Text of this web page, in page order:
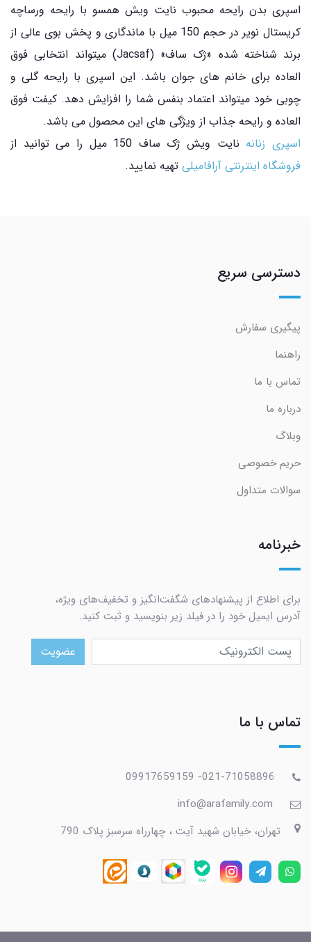
اسپری بدن رایحه محبوب نایت ویش همسو با رایحه ورساچه
کریستال نویر در حجم 150 میل با ماندگاری و پخش بوی عالی از
برند شناخته شده «ژک ساف» (Jacsaf) میتواند انتخابی فوق
العاده برای خانم های جوان باشد. این اسپری با رایحه گلی و
چوبی خود میتواند اعتماد بنفس شما را افزایش دهد. کیفت فوق
العاده و رایحه جذاب از ویژگی های این محصول می باشد.
اسپری زنانه نایت ویش ژک ساف 150 میل را می توانید از
فروشگاه اینترنتی آرافامیلی تهیه نمایید.
دسترسی سریع
پیگیری سفارش
راهنما
تماس با ما
درباره ما
وبلاگ
حریم خصوصی
سوالات متداول
خبرنامه
برای اطلاع از پیشنهادهای شگفت‌انگیز و تخفیف‌های ویژه،
آدرس ایمیل خود را در فیلد زیر بنویسید و ثبت کنید.
عضویت
تماس با ما
تهران، خیابان شهید آیت ، چهارراه سرسبز پلاک 790